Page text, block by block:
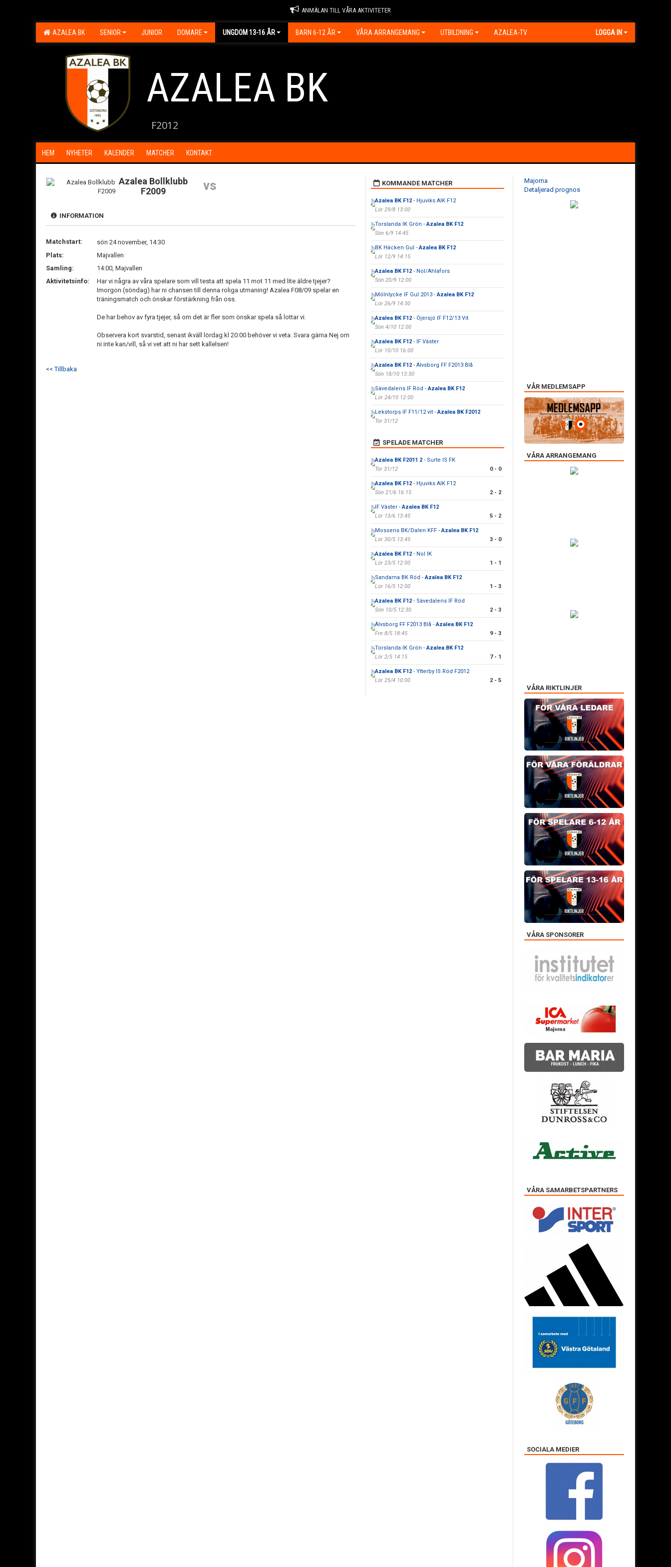
ANMÄLAN TILL VÅRA AKTIVITETER
AZALEA BK SENIOR JUNIOR DOMARE UNGDOM 13-16 ÅR BARN 6-12 ÅR VÅRA ARRANGEMANG UTBILDNING AZALEA-TV LOGGA IN
AZALEA BK
F2012
HEM NYHETER KALENDER MATCHER KONTAKT
Azalea Bollklubb
F2009
vs
INFORMATION
Matchstart:
sön 24 november, 14:30
Plats:
Majvallen
Samling:
14:00, Majvallen
Aktivitetsinfo:
Har vi några av våra spelare som vill testa att spela 11 mot 11 med lite äldre tjejer?
Imorgon (söndag) har ni chansen till denna roliga utmaning! Azalea F08/09 spelar en
träningsmatch och önskar förstärkning från oss.
De har behov av fyra tjejer, så om det är fler som önskar spela så lottar vi.
Observera kort svarstid, senast ikväll lördag kl 20:00 behöver vi veta. Svara gärna Nej om
ni inte kan/vill, så vi vet att ni har sett kallelsen!
<< Tillbaka
KOMMANDE MATCHER
Azalea BK F12- Hjuviks AIK F12
Lör 29/8 13:00
Torslanda IK Grön -Azalea BK F12
Sön 6/9 14:45
BK Häcken Gul -Azalea BK F12
Lör 12/9 14:15
Azalea BK F12- Nol/Ahlafors
Sön 20/9 12:00
Mölnlycke IF Gul 2013 -Azalea BK F12
Lör 26/9 14:30
Azalea BK F12- Öjersjö IF F12/13 Vit
Sön 4/10 12:00
Azalea BK F12- IF Väster
Lör 10/10 16:00
Azalea BK F12- Älvsborg FF F2013 Blå
Sön 18/10 13:30
Sävedalens IF Röd -Azalea BK F12
Lör 24/10 12:00
Lekstorps IF F11/12 vit -Azalea BK F2012
Tor 31/12
SPELADE MATCHER
Azalea BK F2011 2- Surte IS FK
Tor 31/12
0 - 0
Azalea BK F12- Hjuviks AIK F12
Sön 21/6 16:15
2 - 2
IF Väster -Azalea BK F12
Lör 13/6 13:45
5 - 2
Mossens BK/Dalen KFF -Azalea BK F12
Lör 30/5 13:45
3 - 0
Azalea BK F12- Nol IK
Lör 23/5 12:00
1 - 1
Sandarna BK Röd -Azalea BK F12
Lör 16/5 12:00
1 - 3
Azalea BK F12- Sävedalens IF Röd
Sön 10/5 12:30
2 - 3
Älvsborg FF F2013 Blå -Azalea BK F12
Fre 8/5 18:45
9 - 3
Torslanda IK Grön -Azalea BK F12
Lör 2/5 14:15
7 - 1
Azalea BK F12- Ytterby IS Röd F2012
Lör 25/4 10:00
2 - 5
Majorna
Detaljerad prognos
VÅR MEDLEMSAPP
VÅRA ARRANGEMANG
VÅRA RIKTLINJER
VÅRA SPONSORER
VÅRA SAMARBETSPARTNERS
SOCIALA MEDIER